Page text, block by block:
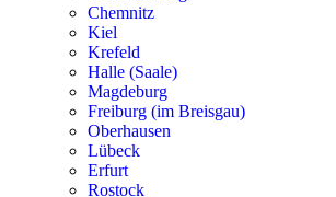
Chemnitz
Kiel
Krefeld
Halle (Saale)
Magdeburg
Freiburg (im Breisgau)
Oberhausen
Lübeck
Erfurt
Rostock